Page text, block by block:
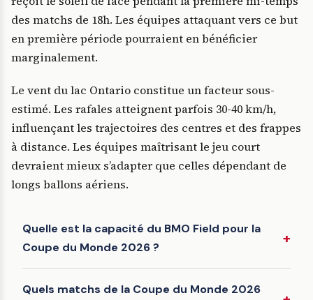
des matchs de 18h. Les équipes attaquant vers ce but
en première période pourraient en bénéficier
marginalement.
Le vent du lac Ontario constitue un facteur sous-
estimé. Les rafales atteignent parfois 30-40 km/h,
influençant les trajectoires des centres et des frappes
à distance. Les équipes maîtrisant le jeu court
devraient mieux s’adapter que celles dépendant de
longs ballons aériens.
Quelle est la capacité du BMO Field pour la
Coupe du Monde 2026 ?
Quels matchs de la Coupe du Monde 2026